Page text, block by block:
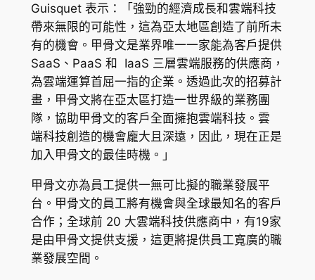
Guisquet 表示：「強勁的經濟成長和雲端科技
帶來無限的可能性，這為亞太地區創造了前所未
有的機會。甲骨文是業界唯一一家能為客戶提供
SaaS、PaaS 和 IaaS 三層雲端服務的供應商，
為雲端運算首屈一指的企業。透過此次的招募計
畫，甲骨文將在亞太區打造一世界級的業務團
隊，協助甲骨文的客戶全面擁抱雲端科技。雲
端科技創造的機會龐大且深遠，因此，現在正是
加入甲骨文的最佳時機。」
甲骨文亦為員工提供一無可比擬的職業發展平
台。甲骨文的員工將有機會與全球最知名的客戶
合作；全球前 20 大雲端科技供應商中，有19家
是由甲骨文提供支援，這更將提供員工寬廣的職
業發展空間。